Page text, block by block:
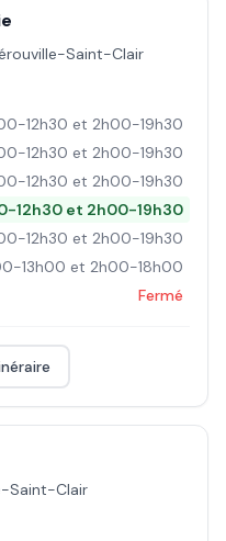
Saint-Clair
12h30 et 2h00-19h30
12h30 et 2h00-19h30
12h30 et 2h00-19h30
12h30 et 2h00-19h30
12h30 et 2h00-19h30
13h00 et 2h00-18h00
Fermé
Saint-Clair